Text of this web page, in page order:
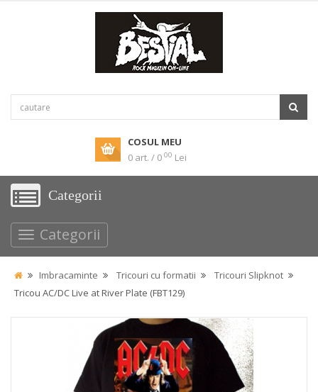
COSUL MEU
0 art. / 0 00 Lei
Categorii
Categorii
Imbracaminte Tricouri cu formatii
Tricouri Slipknot
Tricou AC/DC Live at River Plate (FBT129)